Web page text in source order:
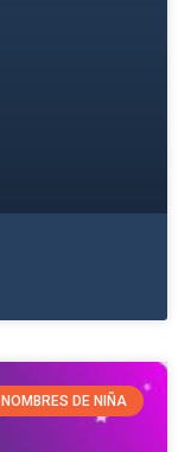
NOMBRES DE NIÑA